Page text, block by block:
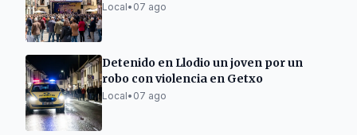
Local• 07 ago
Detenido en Llodio un joven por un
robo con violencia en Getxo
Local• 07 ago